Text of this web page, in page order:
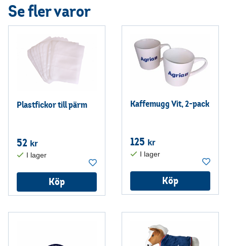
Se fler varor
Plastfickor till pärm
52 kr
Köp
Kaffemugg Vit, 2-pack
125 kr
Köp